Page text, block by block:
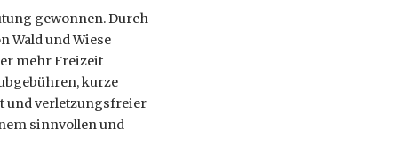
gewonnen. Durch
Wald und Wiese
mehr Freizeit
kurze
und verletzungsfreier
sinnvollen und